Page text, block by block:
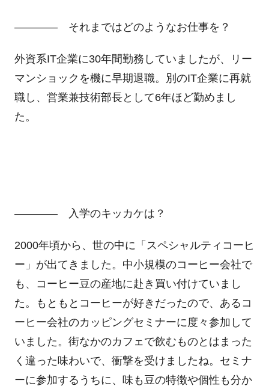
―――― それまではどのようなお仕事を？
外資系IT企業に30年間勤務していましたが、リー
マンショックを機に早期退職。別のIT企業に再就
職し、営業兼技術部長として6年ほど勤めまし
た。
―――― 入学のキッカケは？
2000年頃から、世の中に「スペシャルティコーヒ
ー」が出てきました。中小規模のコーヒー会社で
も、コーヒー豆の産地に赴き買い付けていまし
た。もともとコーヒーが好きだったので、あるコ
ーヒー会社のカッピングセミナーに度々参加して
いました。街なかのカフェで飲むものとはまった
く違った味わいで、衝撃を受けましたね。セミナ
ーに参加するうちに、味も豆の特徴や個性も分か